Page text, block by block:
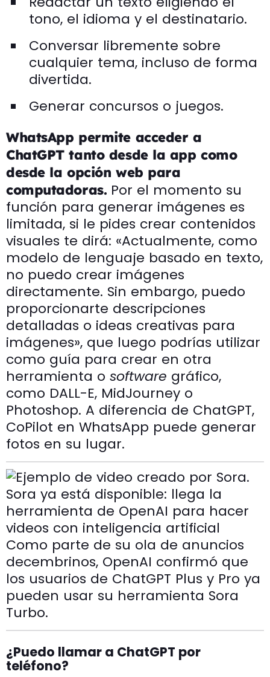
tono, el idioma y el destinatario.
Conversar libremente sobre
cualquier tema, incluso de forma
divertida.
Generar concursos o juegos.
WhatsApp permite acceder a
ChatGPT tanto desde la app como
desde la opción web para
computadoras. Por el momento su
función para generar imágenes es
limitada, si le pides crear contenidos
visuales te dirá: «Actualmente, como
modelo de lenguaje basado en texto,
no puedo crear imágenes
directamente. Sin embargo, puedo
proporcionarte descripciones
detalladas o ideas creativas para
imágenes», que luego podrías utilizar
como guía para crear en otra
herramienta o software gráfico,
como DALL-E, MidJourney o
Photoshop. A diferencia de ChatGPT,
CoPilot en WhatsApp puede generar
fotos en su lugar.
Sora ya está disponible: llega la
herramienta de OpenAI para hacer
videos con inteligencia artificial
Como parte de su ola de anuncios
decembrinos, OpenAI confirmó que
los usuarios de ChatGPT Plus y Pro ya
pueden usar su herramienta Sora
Turbo.
¿Puedo llamar a ChatGPT por
teléfono?